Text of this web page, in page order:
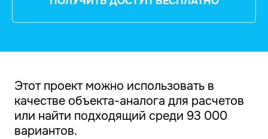
Этот проект можно использовать в
качестве объекта-аналога для расчетов
или найти подходящий среди 93 000
вариантов.